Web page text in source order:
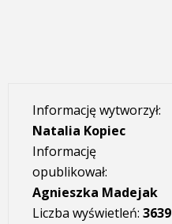
Informację wytworzył:
Natalia Kopiec
Informację
opublikował:
Agnieszka Madejak
Liczba wyświetleń: 3639